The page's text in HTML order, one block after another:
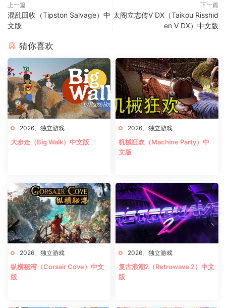
上一篇
混乱回收（Tipston Salvage）中
文版
下一篇
太阁立志传Ⅴ DX（Taikou Risshid
en V DX）中文版
猜你喜欢
2026 独立游戏
大步走（Big Walk）中文版
2026 独立游戏
机械狂欢（Machine Party）中
文版
2026 独立游戏
纵横秘湾（Corsair Cove）中文
版
2026 独立游戏
复古浪潮2（Retrowave 2）中文
版